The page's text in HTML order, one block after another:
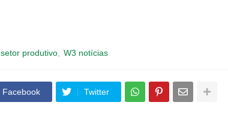
setor produtivo W3 notícias
Facebook Twitter